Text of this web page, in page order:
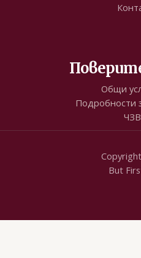
Общи
Подробности
ЧЗВ
But